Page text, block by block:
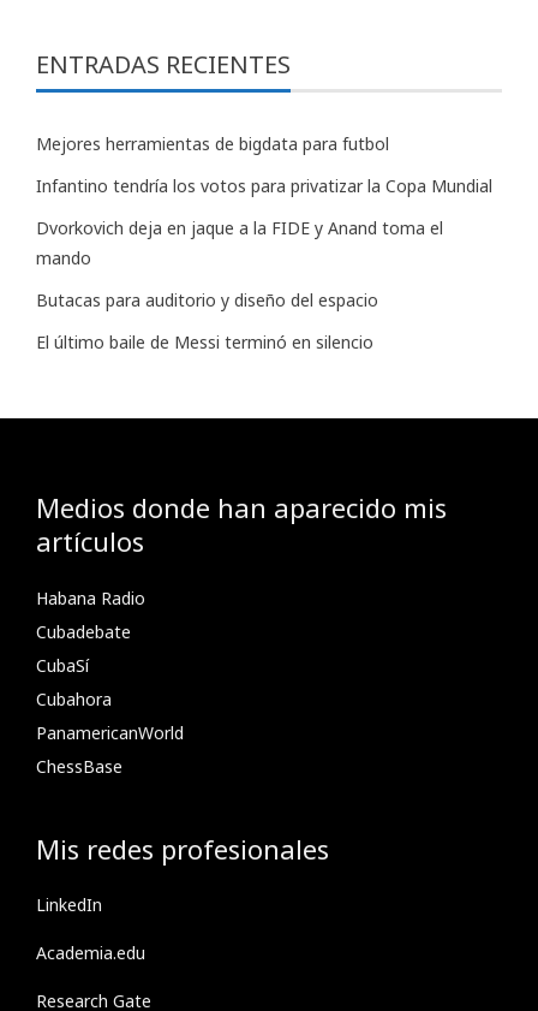
ENTRADAS RECIENTES
Mejores herramientas de bigdata para futbol
Infantino tendría los votos para privatizar la Copa Mundial
Dvorkovich deja en jaque a la FIDE y Anand toma el
mando
Butacas para auditorio y diseño del espacio
El último baile de Messi terminó en silencio
Medios donde han aparecido mis
artículos
Habana Radio
Cubadebate
CubaSí
Cubahora
PanamericanWorld
ChessBase
Mis redes profesionales
LinkedIn
Academia.edu
Research Gate